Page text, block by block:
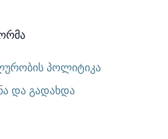
პოლიტიკა
და გადახდა